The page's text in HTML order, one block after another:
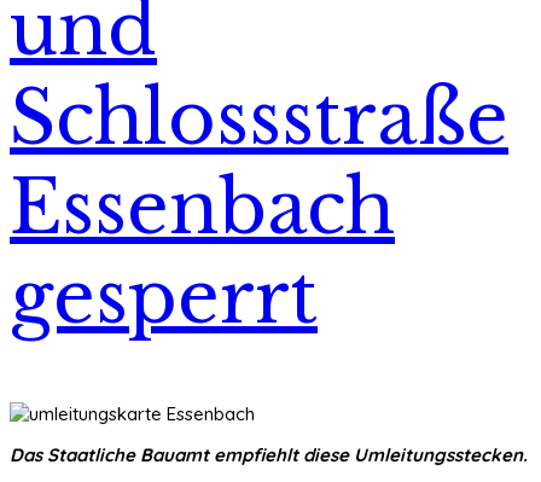
und
Schlossstraße
Essenbach
gesperrt
Das Staatliche Bauamt empfiehlt diese Umleitungsstecken.